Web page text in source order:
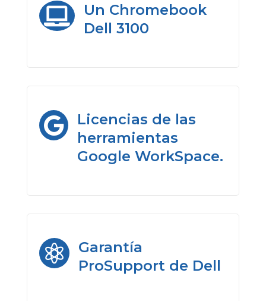

Un Chromebook
Dell 3100

Licencias de las
herramientas
Google WorkSpace.

Garantía
ProSupport de Dell